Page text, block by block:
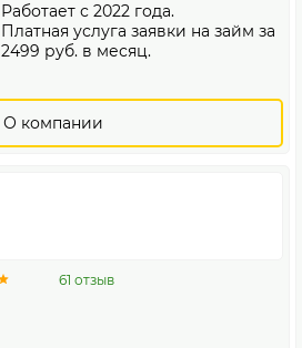
Работает с 2022 года.
Платная услуга заявки на займ за
2499 руб. в месяц.
О компании
61 отзыв